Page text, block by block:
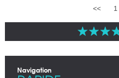
<< 1
Navigation